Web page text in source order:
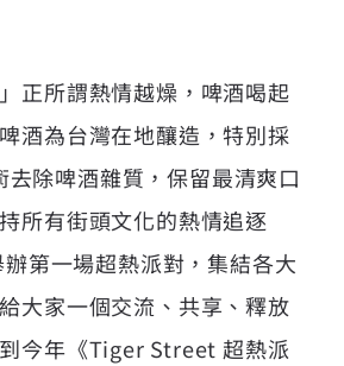
正所謂熱情越燥，啤酒喝起
酒為台灣在地釀造，特別採
去除啤酒雜質，保留最清爽口
所有街頭文化的熱情追逐
第一場超熱派對，集結各大
大家一個交流、共享、釋放
今年《Tiger Street 超熱派